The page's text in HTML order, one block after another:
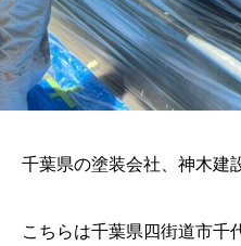
千葉県の塗装会社、神木建
こちらは千葉県四街道市千